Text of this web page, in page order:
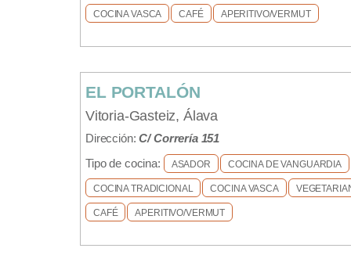
COCINA VASCA CAFÉ APERITIVO/VERMUT
EL PORTALÓN
Vitoria-Gasteiz, Álava
Dirección:C/ Correría 151
Tipo de cocina:
ASADOR COCINA DE VANGUARDIA
COCINA TRADICIONAL COCINA VASCA
CAFÉ APERITIVO/VERMUT